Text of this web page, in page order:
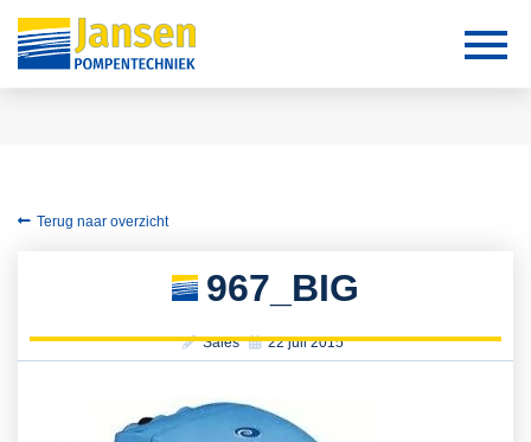
Terug naar overzicht
967_BIG
Sales 22 juli 2015